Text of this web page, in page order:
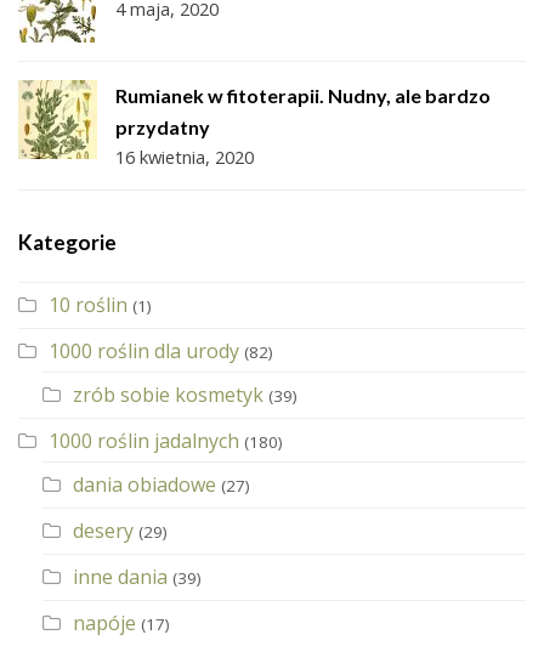
4 maja, 2020
Rumianek w fitoterapii. Nudny, ale bardzo
przydatny
16 kwietnia, 2020
Kategorie
10 roślin (1)
1000 roślin dla urody (82)
zrób sobie kosmetyk (39)
1000 roślin jadalnych (180)
dania obiadowe (27)
desery (29)
inne dania (39)
napóje (17)